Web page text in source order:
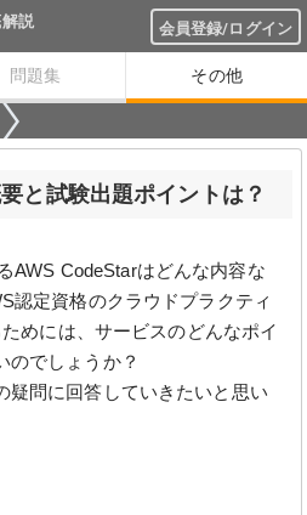
説 会員登録/ログイン
問題集 その他
と試験出題ポイントは？
AWS CodeStarはどんな内容な
認定資格のクラウドプラクティ
めには、サービスのどんなポイ
のでしょうか？
疑問に回答していきたいと思い